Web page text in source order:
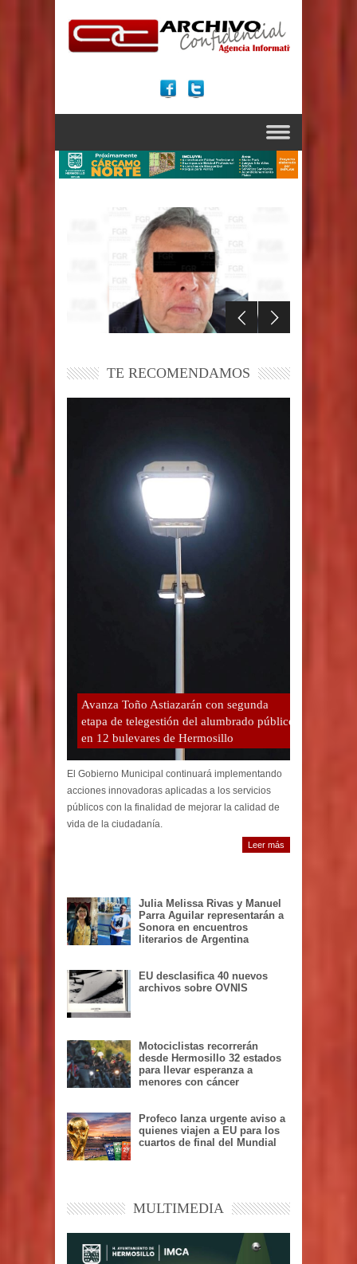
TE RECOMENDAMOS
Avanza Toño Astiazarán con segunda
etapa de telegestión del alumbrado público
en 12 bulevares de Hermosillo
El Gobierno Municipal continuará implementando
acciones innovadoras aplicadas a los servicios
públicos con la finalidad de mejorar la calidad de
vida de la ciudadanía.
Leer más
Julia Melissa Rivas y Manuel
Parra Aguilar representarán a
Sonora en encuentros
literarios de Argentina
EU desclasifica 40 nuevos
archivos sobre OVNIS
Motociclistas recorrerán
desde Hermosillo 32 estados
para llevar esperanza a
menores con cáncer
Profeco lanza urgente aviso a
quienes viajen a EU para los
cuartos de final del Mundial
MULTIMEDIA